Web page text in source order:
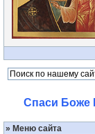
Спаси Боже
» Меню сайта